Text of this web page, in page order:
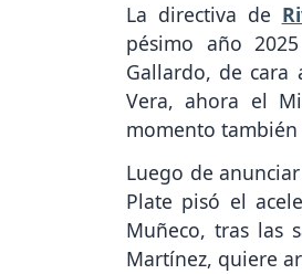
La directiva de
pésimo año
Gallardo, de cara
Vera, ahora el
momento también
Luego de
Plate pisó el
Muñeco, tras las
Martínez, quiere